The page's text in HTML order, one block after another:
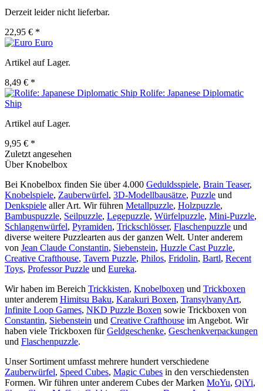
Derzeit leider nicht lieferbar.
22,95 € *
Euro
Artikel auf Lager.
8,49 € *
Rolife: Japanese Diplomatic
Ship
Artikel auf Lager.
9,95 € *
Zuletzt angesehen
Über Knobelbox
Bei Knobelbox finden Sie über 4.000 Geduldsspiele, Brain Teaser,
Knobelspiele, Zauberwürfel, 3D-Modellbausätze, Puzzle und
Denkspiele aller Art. Wir führen Metallpuzzle, Holzpuzzle,
Bambuspuzzle, Seilpuzzle, Legepuzzle, Würfelpuzzle, Mini-Puzzle,
Schlangenwürfel, Pyramiden, Trickschlösser, Flaschenpuzzle und
diverse weitere Puzzlearten aus der ganzen Welt. Unter anderem
von Jean Claude Constantin, Siebenstein, Huzzle Cast Puzzle,
Creative Crafthouse, Tavern Puzzle, Philos, Fridolin, Bartl, Recent
Toys, Professor Puzzle und Eureka.
Wir haben im Bereich Trickkisten, Knobelboxen und Trickboxen
unter anderem Himitsu Baku, Karakuri Boxen, TransylvanyArt,
Infinite Loop Games, NKD Puzzle Boxen sowie Trickboxen von
Constantin, Siebenstein und Creative Crafthouse im Angebot. Wir
haben viele Trickboxen fürGeldgeschenke, Geschenkverpackungen
und Flaschenpuzzle.
Unser Sortiment umfasst mehrere hundert verschiedene
Zauberwürfel, Speed Cubes, Magic Cubes in den verschiedensten
Formen. Wir führen unter anderem Cubes der Marken MoYu, QiYi,